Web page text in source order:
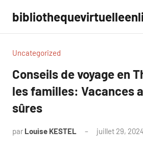
contenu
Uncategorized
Conseils de voyage en
les familles: Vacances
sûres
par Louise KESTEL juillet 29,